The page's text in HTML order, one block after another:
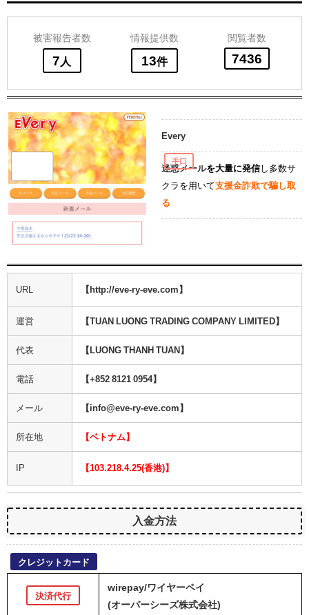
被害報告者数
7 人
情報提供数
13件
閲覧者数
7436
Every
手口
迷惑メールを大量に発信し多数サ
クラを用いて支援金詐欺で騙し取
る
URL 【http://eve-ry-eve.com】
運営 【TUAN LUONG TRADING COMPANY LIMITED】
代表 【LUONG THANH TUAN】
電話 【+852 8121 0954】
メール 【info@eve-ry-eve.com】
所在地 【ベトナム】
IP 【103.218.4.25(香港)】
入金方法
クレジットカード
決済代行
wirepay/ワイヤーペイ
(オーバーシーズ株式会社)